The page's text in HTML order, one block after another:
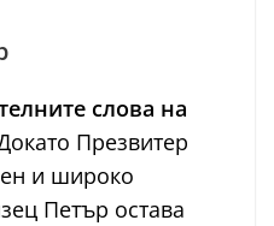
слова на
Презвитер
и широко
Петър остава